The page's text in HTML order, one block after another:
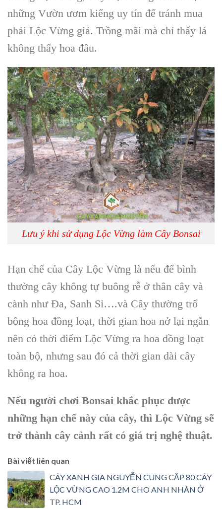
những Vườn ươm kiểng uy tín để tránh mua
phải Lộc Vừng giả. Trồng mãi mà chỉ thấy lá
không thấy hoa đâu.
Lưu ý khi sử dụng Lộc Vừng làm Cây Bonsai
Hạn chế của Cây Lộc Vừng là nếu để bình
thường cây không tự buông rễ ở thân cây và
cành như Đa, Sanh Si….và Cây thường trổ
bông hoa đồng loạt, thời gian hoa nở lại ngắn
nên có thời điểm Lộc Vừng ra hoa đồng loạt
toàn bộ, nhưng sau đó cả thời gian dài cây
không ra hoa.
Nếu người chơi Bonsai khắc phục được
những hạn chế này của cây, thì Lộc Vừng sẽ
trở thành cây cảnh rất có giá trị nghệ thuật.
Bài viết liên quan
CÂY XANH GIA NGUYỄN CUNG CẤP 80 CÂY
LỘC VỪNG CAO 1.2M CHO ANH NHÀN Ở
TP. HCM